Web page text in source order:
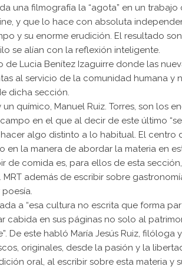
una filmografía la “agota” en un
y que lo hace con absoluta
y su enorme erudición. El resultado
se alían con la reflexión inteligente.
de Lucia Benítez Izaguirre donde las
al servicio de la comunidad humana y
dicha sección.
químico, Manuel Ruiz. Torres, son los
en el que al decir de este último
hacer algo distinto a lo habitual. El
en la manera de abordar la materia en
de comida es, para ellos de esta
MRT además de escribir sobre
a “esa cultura no escrita que forma
cabida en sus páginas no solo al
De este habló María Jesús Ruiz,
originales, desde la pasión y la
oral, al escribir sobre esta materia y